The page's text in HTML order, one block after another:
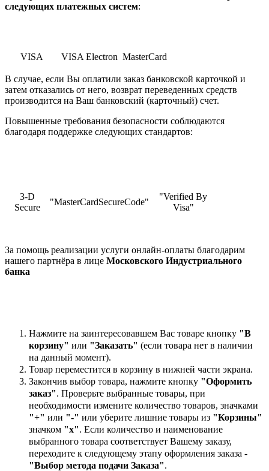
cледующих платежных систем:
VISA VISA Electron MasterCard
В случае, если Вы оплатили заказ банковской карточкой и
затем отказались от него, возврат переведенных средств
производится на Ваш банковский (карточный) счет.
Повышенные требования безопасности соблюдаются
благодаря поддержке следующих стандартов:
3-D
Secure
"MasterCardSecureCode"
"Verified By
Visa"
За помощь реализации услуги онлайн-оплаты благодарим
нашего партнёра в лице Московского Индустриального
банка
Нажмите на заинтересовавшем Вас товаре кнопку "В
корзину" или "Заказать" (если товара нет в наличии
на данный момент).
Товар переместится в корзину в нижней части экрана.
Закончив выбор товара, нажмите кнопку "Оформить
заказ". Проверьте выбранные товары, при
необходимости измените количество товаров, значками
"+" или "-" или уберите лишние товары из "Корзины"
значком "х". Если количество и наименование
выбранного товара соответствует Вашему заказу,
переходите к следующему этапу оформления заказа -
"Выбор метода подачи Заказа".